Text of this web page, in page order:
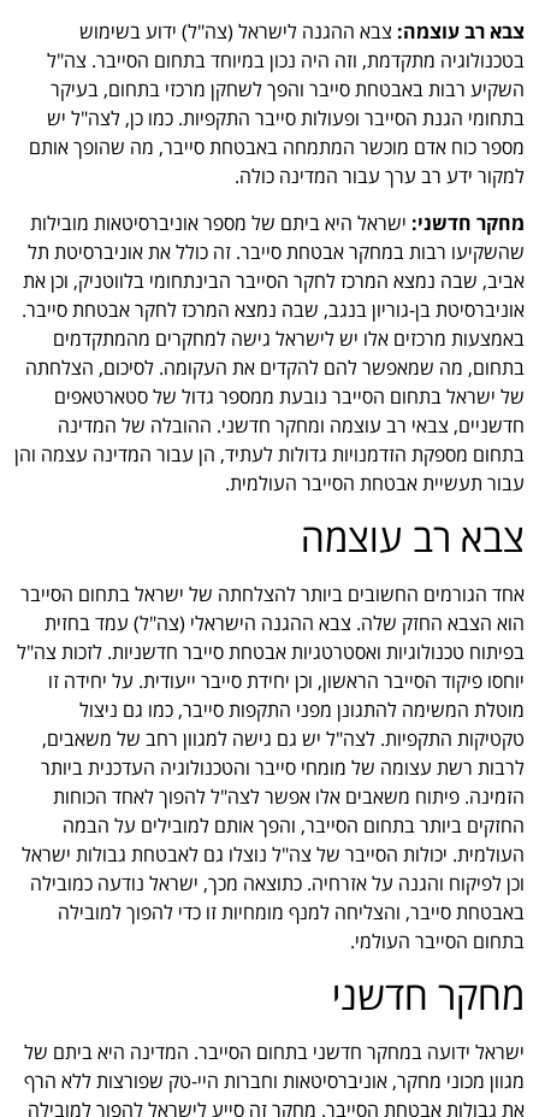
צבא רב עוצמה: צבא ההגנה לישראל (צה"ל) ידוע בשימוש
בטכנולוגיה מתקדמת, וזה היה נכון במיוחד בתחום הסייבר. צה"ל
השקיע רבות באבטחת סייבר והפך לשחקן מרכזי בתחום, בעיקר
בתחומי הגנת הסייבר ופעולות סייבר התקפיות. כמו כן, לצה"ל יש
מספר כוח אדם מוכשר המתמחה באבטחת סייבר, מה שהופך אותם
למקור ידע רב ערך עבור המדינה כולה.
מחקר חדשני: ישראל היא ביתם של מספר אוניברסיטאות מובילות
שהשקיעו רבות במחקר אבטחת סייבר. זה כולל את אוניברסיטת תל
אביב, שבה נמצא המרכז לחקר הסייבר הבינתחומי בלווטניק, וכן את
אוניברסיטת בן-גוריון בנגב, שבה נמצא המרכז לחקר אבטחת סייבר.
באמצעות מרכזים אלו יש לישראל גישה למחקרים מהמתקדמים
בתחום, מה שמאפשר להם להקדים את העקומה. לסיכום, הצלחתה
של ישראל בתחום הסייבר נובעת ממספר גדול של סטארטאפים
חדשניים, צבאי רב עוצמה ומחקר חדשני. ההובלה של המדינה
בתחום מספקת הזדמנויות גדולות לעתיד, הן עבור המדינה עצמה והן
עבור תעשיית אבטחת הסייבר העולמית.
צבא רב עוצמה
אחד הגורמים החשובים ביותר להצלחתה של ישראל בתחום הסייבר
הוא הצבא החזק שלה. צבא ההגנה הישראלי (צה"ל) עמד בחזית
בפיתוח טכנולוגיות ואסטרטגיות אבטחת סייבר חדשניות. לזכות צה"ל
יוחסו פיקוד הסייבר הראשון, וכן יחידת סייבר ייעודית. על יחידה זו
מוטלת המשימה להתגונן מפני התקפות סייבר, כמו גם ניצול
טקטיקות התקפיות. לצה"ל יש גם גישה למגוון רחב של משאבים,
לרבות רשת עצומה של מומחי סייבר והטכנולוגיה העדכנית ביותר
הזמינה. פיתוח משאבים אלו אפשר לצה"ל להפוך לאחד הכוחות
החזקים ביותר בתחום הסייבר, והפך אותם למובילים על הבמה
העולמית. יכולות הסייבר של צה"ל נוצלו גם לאבטחת גבולות ישראל
וכן לפיקוח והגנה על אזרחיה. כתוצאה מכך, ישראל נודעה כמובילה
באבטחת סייבר, והצליחה למנף מומחיות זו כדי להפוך למובילה
בתחום הסייבר העולמי.
מחקר חדשני
ישראל ידועה במחקר חדשני בתחום הסייבר. המדינה היא ביתם של
מגוון מכוני מחקר, אוניברסיטאות וחברות היי-טק שפורצות ללא הרף
את גבולות אבטחת הסייבר. מחקר זה סייע לישראל להפוך למובילה